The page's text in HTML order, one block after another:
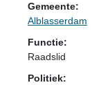
Gemeente:
Alblasserdam
Functie:
Raadslid
Politiek: